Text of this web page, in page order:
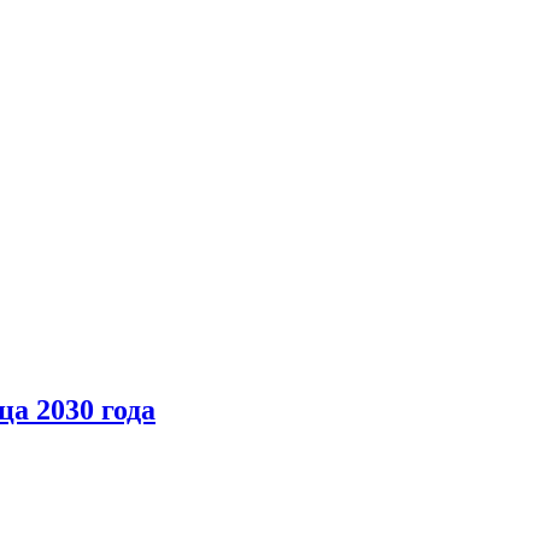
2030 года